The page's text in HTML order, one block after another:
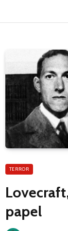
TERROR
papel